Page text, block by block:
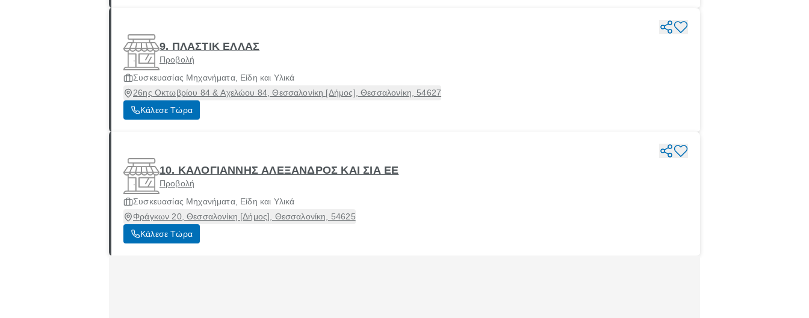
9. ΠΛΑΣΤΙΚ ΕΛΛΑΣ
Προβολή
Συσκευασίας Μηχανήματα, Είδη και Υλικά
26ης Οκτωβρίου 84 & Αχελώου 84, Θεσσαλονίκη [Δήμος], Θεσσαλονίκη, 54627
Κάλεσε Τώρα
10. ΚΑΛΟΓΙΑΝΝΗΣ ΑΛΕΞΑΝΔΡΟΣ ΚΑΙ ΣΙΑ ΕΕ
Προβολή
Συσκευασίας Μηχανήματα, Είδη και Υλικά
Φράγκων 20, Θεσσαλονίκη [Δήμος], Θεσσαλονίκη, 54625
Κάλεσε Τώρα